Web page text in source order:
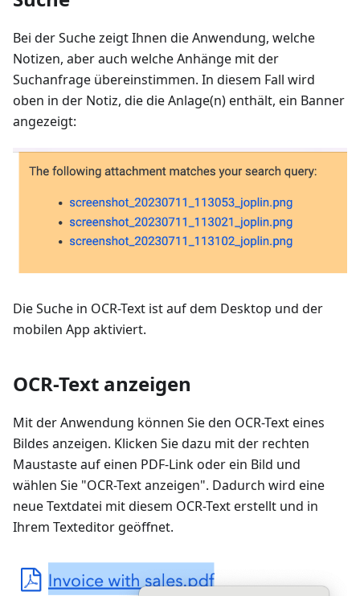
Bei der Suche zeigt Ihnen die Anwendung, welche
Notizen, aber auch welche Anhänge mit der
Suchanfrage übereinstimmen. In diesem Fall wird
oben in der Notiz, die die Anlage(n) enthält, ein Banner
angezeigt:
Die Suche in OCR-Text ist auf dem Desktop und der
mobilen App aktiviert.
OCR-Text anzeigen
Mit der Anwendung können Sie den OCR-Text eines
Bildes anzeigen. Klicken Sie dazu mit der rechten
Maustaste auf einen PDF-Link oder ein Bild und
wählen Sie "OCR-Text anzeigen". Dadurch wird eine
neue Textdatei mit diesem OCR-Text erstellt und in
Ihrem Texteditor geöffnet.